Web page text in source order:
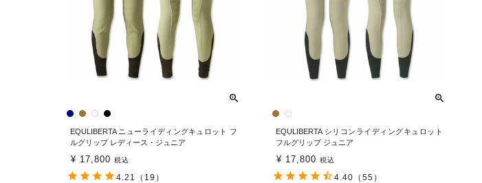
EQULIBERTA ニューライディングキュロット フ
ルグリップ レディース・ジュニア
¥ 17,800 税込
4.21 （19）
EQULIBERTA シリコンライディングキュロット
フルグリップ ジュニア
¥ 17,800 税込
4.40 （55）